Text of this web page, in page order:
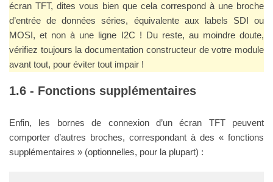
écran TFT, dites vous bien que cela correspond à une broche
d’entrée de données séries, équivalente aux labels SDI ou
MOSI, et non à une ligne I2C ! Du reste, au moindre doute,
vérifiez toujours la documentation constructeur de votre module
avant tout, pour éviter tout impair !
Fonctions supplémentaires
Enfin, les bornes de connexion d’un écran TFT peuvent
comporter d’autres broches, correspondant à des « fonctions
supplémentaires » (optionnelles, pour la plupart) :